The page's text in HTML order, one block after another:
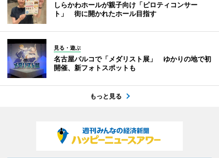
しらかわホールが親子向け「ピロティコンサー
ト」 街に開かれたホール目指す
見る・遊ぶ
名古屋パルコで「メダリスト展」 ゆかりの地で初
開催、新フォトスポットも
もっと見る